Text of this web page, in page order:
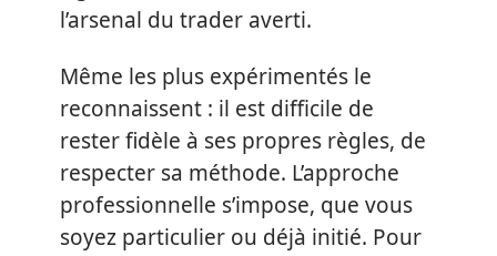
l’arsenal du trader averti.
Même les plus expérimentés le
reconnaissent : il est difficile de
rester fidèle à ses propres règles, de
respecter sa méthode. L’approche
professionnelle s’impose, que vous
soyez particulier ou déjà initié. Pour